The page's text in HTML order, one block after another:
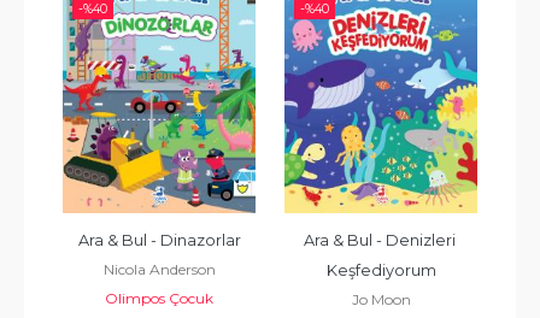
-%40
Ara & Bul - Dinazorlar
Nicola Anderson
Olimpos Çocuk
-%40
Ara & Bul - Denizleri
Keşfediyorum
Jo Moon